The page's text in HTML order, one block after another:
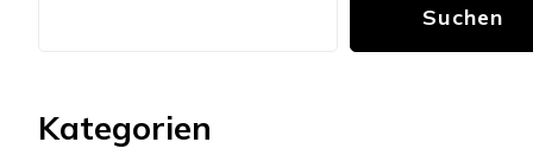
Suchen
Kategorien